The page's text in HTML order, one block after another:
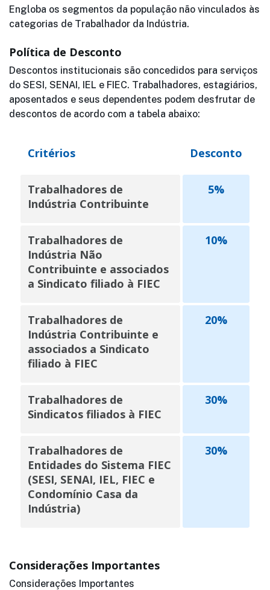
Engloba os segmentos da população não vinculados às
categorias de Trabalhador da Indústria.
Política de Desconto
Descontos institucionais são concedidos para serviços
do SESI, SENAI, IEL e FIEC. Trabalhadores, estagiários,
aposentados e seus dependentes podem desfrutar de
descontos de acordo com a tabela abaixo:
Critérios Desconto
Trabalhadores de
Indústria Contribuinte
5%
Trabalhadores de
Indústria Não
Contribuinte e associados
a Sindicato filiado à FIEC
10%
Trabalhadores de
Indústria Contribuinte e
associados a Sindicato
filiado à FIEC
20%
Trabalhadores de
Sindicatos filiados à FIEC
30%
Trabalhadores de
Entidades do Sistema FIEC
(SESI, SENAI, IEL, FIEC e
Condomínio Casa da
Indústria)
30%
Considerações Importantes
Considerações Importantes